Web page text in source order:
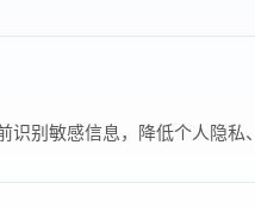
别敏感信息，降低个人隐私